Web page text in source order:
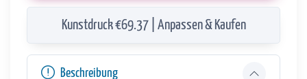
Kunstdruck €69.37 | Anpassen & Kaufen
Beschreibung